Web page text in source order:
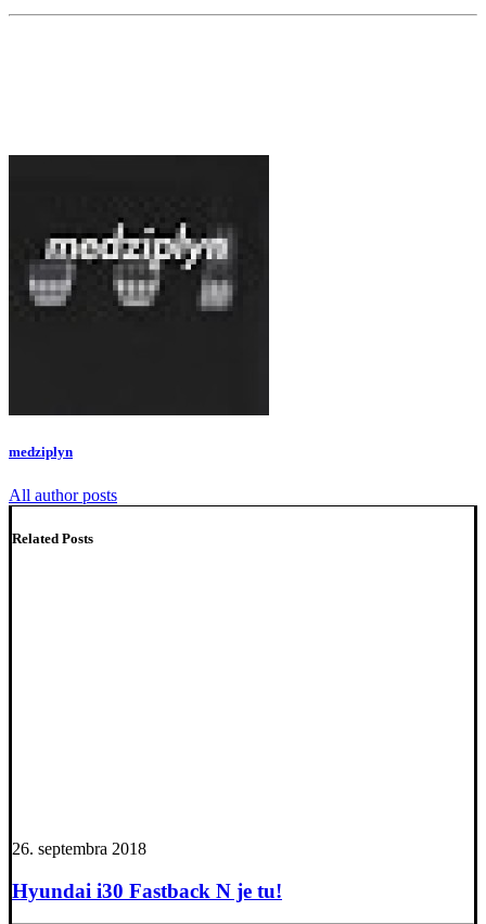
medziplyn
All author posts
Related Posts
26. septembra 2018
Hyundai i30 Fastback N je tu!